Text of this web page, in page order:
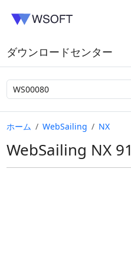
ダウンロードセンター
ホーム WebSailing NX
WebSailing NX 91